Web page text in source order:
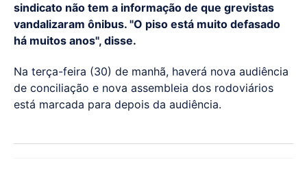
sindicato não tem a informação de que grevistas
vandalizaram ônibus. "O piso está muito defasado
há muitos anos", disse.
Na terça-feira (30) de manhã, haverá nova audiência
de conciliação e nova assembleia dos rodoviários
está marcada para depois da audiência.